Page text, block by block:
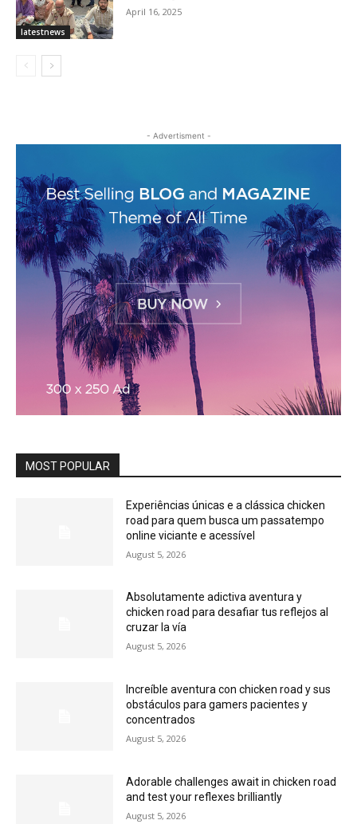
latestnews
April 16, 2025
- Advertisment -
MOST POPULAR
Experiências únicas e a clássica chicken
road para quem busca um passatempo
online viciante e acessível
August 5, 2026
Absolutamente adictiva aventura y
chicken road para desafiar tus reflejos al
cruzar la vía
August 5, 2026
Increíble aventura con chicken road y sus
obstáculos para gamers pacientes y
concentrados
August 5, 2026
Adorable challenges await in chicken road
and test your reflexes brilliantly
August 5, 2026